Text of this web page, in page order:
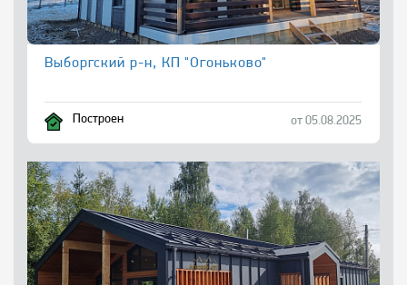
Выборгский р-н, КП "Огоньково"
Построен от 05.08.2025